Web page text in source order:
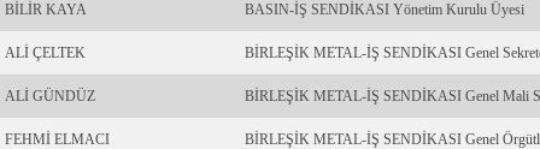
BİLİR KAYA BASIN-İŞ SENDİKASI Yönetim Kurulu Üyesi
ALİ ÇELTEK BİRLEŞİK METAL-İŞ SENDİKASI Genel
ALİ GÜNDÜZ BİRLEŞİK METAL-İŞ SENDİKASI Genel Mali
FEHMİ ELMACI BİRLEŞİK METAL-İŞ SENDİKASI Genel